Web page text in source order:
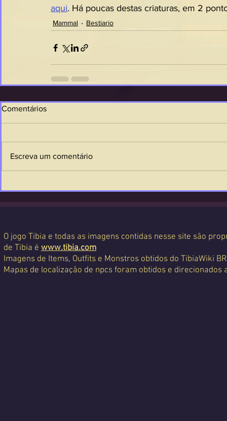
aqui. Há poucas destas criaturas, em 2
Mammal Bestiario
Comentários
Escreva um comentário
O jogo Tibia e todas as imagens contidas nesse site são
de Tibia é www.tibia.com
Imagens de Items, Outfits e Monstros obtidos do TibiaWiki
Mapas de localização de npcs foram obtidos e direcionados